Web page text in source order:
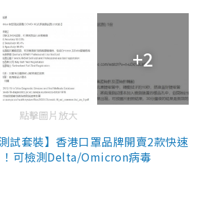
+2
點擊圖片放大
試套裝】香港口罩品牌開賣2款快速
可檢測Delta/Omicron病毒